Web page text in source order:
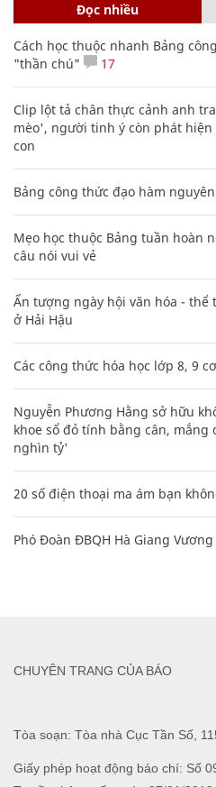
Đọc nhiều
Cách học thuộc nhanh Bảng
"thần chú"
17
Clip lột tả chân thực cảnh anh
mèo', người tinh ý còn phát
con
Bảng công thức đạo hàm
Mẹo học thuộc Bảng tuần hoàn
câu nói vui vẻ
Ấn tượng ngày hội văn hóa - thể
ở Hải Hậu
Các công thức hóa học lớp 8, 9
Nguyễn Phương Hằng sở hữu
khoe sổ đỏ tính bằng cân, mắng
nghìn tỷ'
20 số điện thoại ma ám bạn
Phó Đoàn ĐBQH Hà Giang
Tòa soạn: Tòa nhà Cục Tần Số,
Giấy phép hoạt động báo chí: Số
CHUYÊN TRANG CỦA BÁO